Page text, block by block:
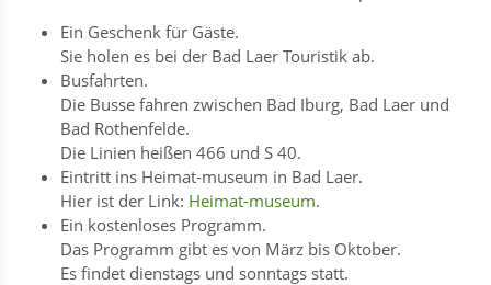
Ein Geschenk für Gäste.
Sie holen es bei der Bad Laer Touristik ab.
Busfahrten.
Die Busse fahren zwischen Bad Iburg, Bad Laer und
Bad Rothenfelde.
Die Linien heißen 466 und S 40.
Eintritt ins Heimat-museum in Bad Laer.
Hier ist der Link: Heimat-museum.
Ein kostenloses Programm.
Das Programm gibt es von März bis Oktober.
Es findet dienstags und sonntags statt.